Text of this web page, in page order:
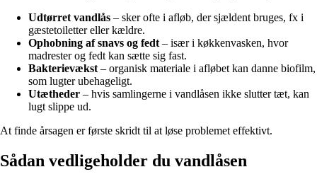
Udtørret vandlås – sker ofte i afløb, der sjældent bruges, fx i
gæstetoiletter eller kældre.
Ophobning af snavs og fedt– især i køkkenvasken, hvor
madrester og fedt kan sætte sig fast.
Bakterievækst– organisk materiale i afløbet kan danne biofilm,
som lugter ubehageligt.
Utætheder – hvis samlingerne i vandlåsen ikke slutter tæt, kan
lugt slippe ud.
At finde årsagen er første skridt til at løse problemet effektivt.
Sådan vedligeholder du vandlåsen